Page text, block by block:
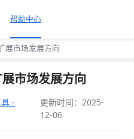
帮助中心
展市场发展方向
市场发展方向
-
更新时间：2025-
12-06